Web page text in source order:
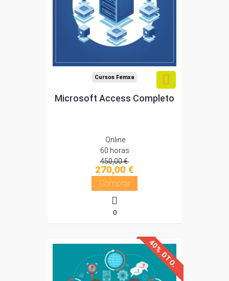
Sin requisitos de acceso
Diploma
Compra segura
Cursos Femxa
Microsoft Access Completo
Online
60 horas
450,00 €
270,00 €
Comprar
0
40% DTO.
Avalado y reconocido por
la
Universidad Nebrija